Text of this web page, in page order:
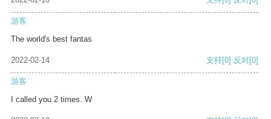
游客
The world's best fantas
2022-02-14 支持[0] 反对[0]
游客
I called you 2 times. W